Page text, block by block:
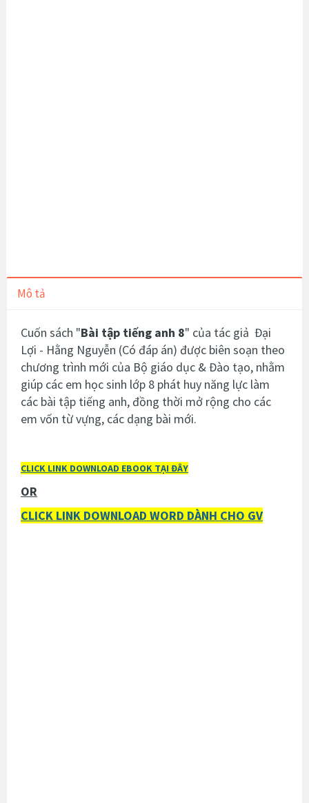
Mô tả
Cuốn sách "Bài tập tiếng anh 8" của tác giả Đại
Lợi - Hằng Nguyễn (Có đáp án) được biên soạn theo
chương trình mới của Bộ giáo dục & Đào tạo, nhằm
giúp các em học sinh lớp 8 phát huy năng lực làm
các bài tập tiếng anh, đồng thời mở rộng cho các
em vốn từ vựng, các dạng bài mới.
CLICK LINK DOWNLOAD EBOOK TẠI ĐÂY
OR
CLICK LINK DOWNLOAD WORD DÀNH CHO GV